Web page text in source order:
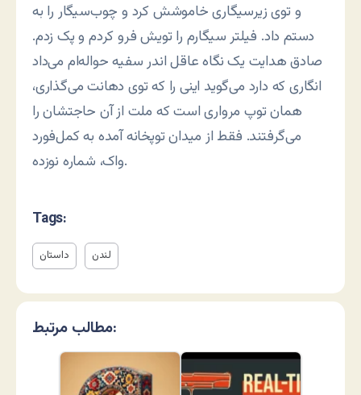
و توی زیرسیگاری خاموشش کرد و چوب‌سیگار را به
دستم داد. فیلتر سیگارم را تویش فرو کردم و پک زدم.
صادق هدایت یک نگاه عاقل اندر سفیه حواله‌ام می‌داد
انگاری که دارد می‌گوید اینی را که توی دهانت می‌گذاری،
همان توپ مرواری است که ملت از آن حاجتشان را
می‌گرفتند. فقط از میدان توپخانه آمده به کمل‌فورد
واک، شماره نوزده.
Tags:
داستان لندن
مطالب مرتبط: